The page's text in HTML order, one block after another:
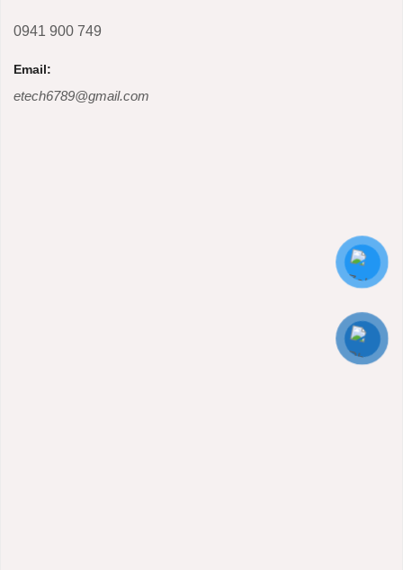
0941 900 749
Email:
etech6789@gmail.com